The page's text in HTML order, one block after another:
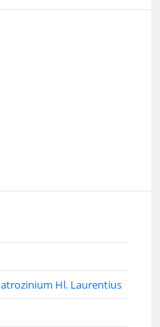
Hl. Laurentius